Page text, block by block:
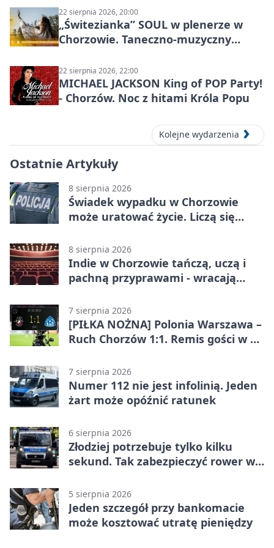
22 sierpnia 2026, 20:00
„Świtezianka” SOUL w plenerze w
Chorzowie. Taneczno-muzyczny
22 sierpnia 2026, 22:00
MICHAEL JACKSON King of POP Party!
- Chorzów. Noc z hitami Króla Popu
Kolejne wydarzenia
Ostatnie Artykuły
8 sierpnia 2026
Świadek wypadku w Chorzowie
może uratować życie. Liczą się
8 sierpnia 2026
Indie w Chorzowie tańczą, uczą i
pachną przyprawami - wracają
7 sierpnia 2026
[PIŁKA NOŻNA] Polonia Warszawa –
Ruch Chorzów 1:1. Remis gości w 3.
7 sierpnia 2026
Numer 112 nie jest infolinią. Jeden
żart może opóźnić ratunek
6 sierpnia 2026
Złodziej potrzebuje tylko kilku
sekund. Tak zabezpieczyć rower w
5 sierpnia 2026
Jeden szczegół przy bankomacie
może kosztować utratę pieniędzy